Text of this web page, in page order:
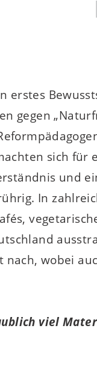
erstes
gegen
sich für
und
In
wobei
viel